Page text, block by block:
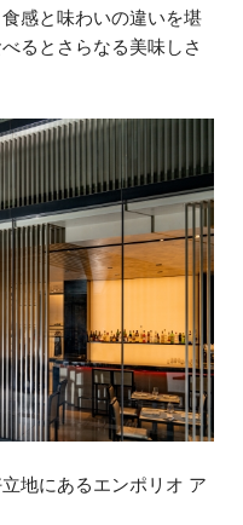
感と味わいの違いを堪
るとさらなる美味しさ
地にあるエンポリオ ア